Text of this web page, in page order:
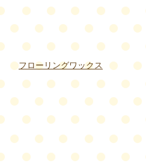
フローリングワックス